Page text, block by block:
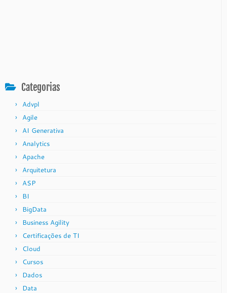
Categorias
Advpl
Agile
AI Generativa
Analytics
Apache
Arquitetura
ASP
BI
BigData
Business Agility
Certificações de TI
Cloud
Cursos
Dados
Data